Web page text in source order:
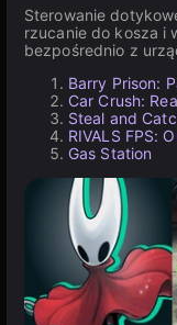
Sterowanie
rzucanie do kosza i
bezpośrednio z
Barry Prison:
Car Crush:
Steal and
RIVALS FPS:
Gas Station